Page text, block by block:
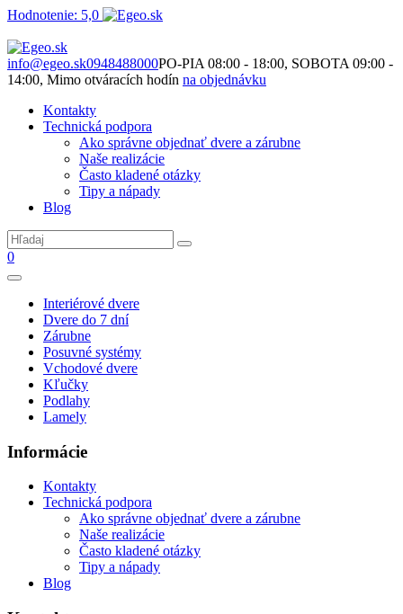
Hodnotenie: 5,0
info@egeo.sk0948488000PO-PIA 08:00 - 18:00, SOBOTA 09:00 -
14:00, Mimo otváracích hodín na objednávku
Kontakty
Technická podpora
Ako správne objednať dvere a zárubne
Naše realizácie
Často kladené otázky
Tipy a nápady
Blog
0
Interiérové dvere
Dvere do 7 dní
Zárubne
Posuvné systémy
Vchodové dvere
Kľučky
Podlahy
Lamely
Informácie
Kontakty
Technická podpora
Ako správne objednať dvere a zárubne
Naše realizácie
Často kladené otázky
Tipy a nápady
Blog